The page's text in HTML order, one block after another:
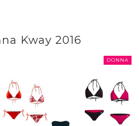
Kway 2016
DONNA